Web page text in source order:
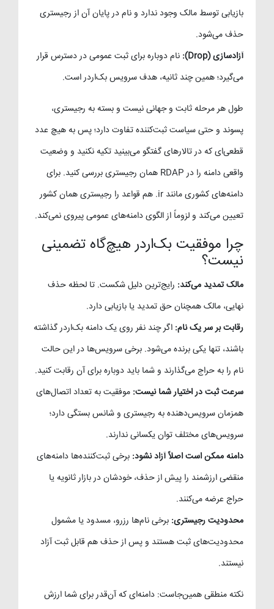
بازیابی توسط مالک وجود ندارد و نام در پایان آن از رجیستری
حذف می‌شود.
آزادسازی (Drop):
نام دوباره برای ثبت عمومی در دسترس قرار
می‌گیرد؛ همین چند ثانیه، هدف سرویس بک‌اردر است.
طول هر مرحله ثابت و جهانی نیست و بسته به رجیستری،
پسوند و حتی سیاست ثبت‌کننده تفاوت دارد؛ پس به هیچ عدد
قطعی‌ای که در تالارهای گفتگو می‌بینید تکیه نکنید و وضعیت
واقعی دامنه را در RDAP همان رجیستری بررسی کنید. برای
دامنه‌های کشوری مانند ir. هم قواعد را رجیستری همان کشور
تعیین می‌کند و لزوماً از الگوی دامنه‌های عمومی پیروی نمی‌کند.
چرا موفقیت بک‌اردر هیچ‌گاه تضمینی
نیست؟
مالک تمدید می‌کند: رایج‌ترین دلیل شکست. تا لحظه حذف
نهایی، مالک همچنان حق تمدید یا بازیابی دارد.
رقابت بر سر یک نام: اگر چند نفر روی یک دامنه بک‌اردر گذاشته
باشند، تنها یکی برنده می‌شود. برخی سرویس‌ها در این حالت
نام را به حراج می‌گذارند و شما باید دوباره برای آن رقابت کنید.
سرعت ثبت در اختیار شما نیست: موفقیت به تعداد اتصال‌های
همزمان سرویس‌دهنده به رجیستری و شانس بستگی دارد؛
سرویس‌های مختلف توان یکسانی ندارند.
دامنه ممکن است اصلاً آزاد نشود: برخی ثبت‌کننده‌ها دامنه‌های
منقضی ارزشمند را پیش از حذف، خودشان در بازار ثانویه یا
حراج عرضه می‌کنند.
محدودیت رجیستری: برخی نام‌ها رزرو، مسدود یا مشمول
محدودیت‌های ثبت هستند و پس از حذف هم قابل ثبت آزاد
نیستند.
نکته منطقی همین‌جاست: دامنه‌ای که آن‌قدر برای شما ارزش